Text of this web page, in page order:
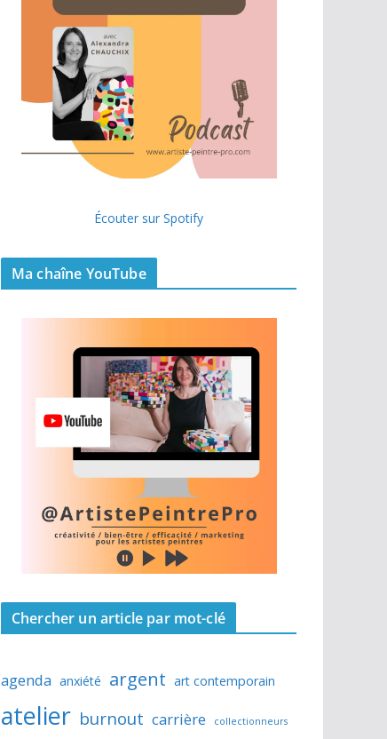
Écouter sur Spotify
Ma chaîne YouTube
Chercher un article par mot-clé
agenda anxiété argent art contemporain
atelier burnout carrière collectionneurs